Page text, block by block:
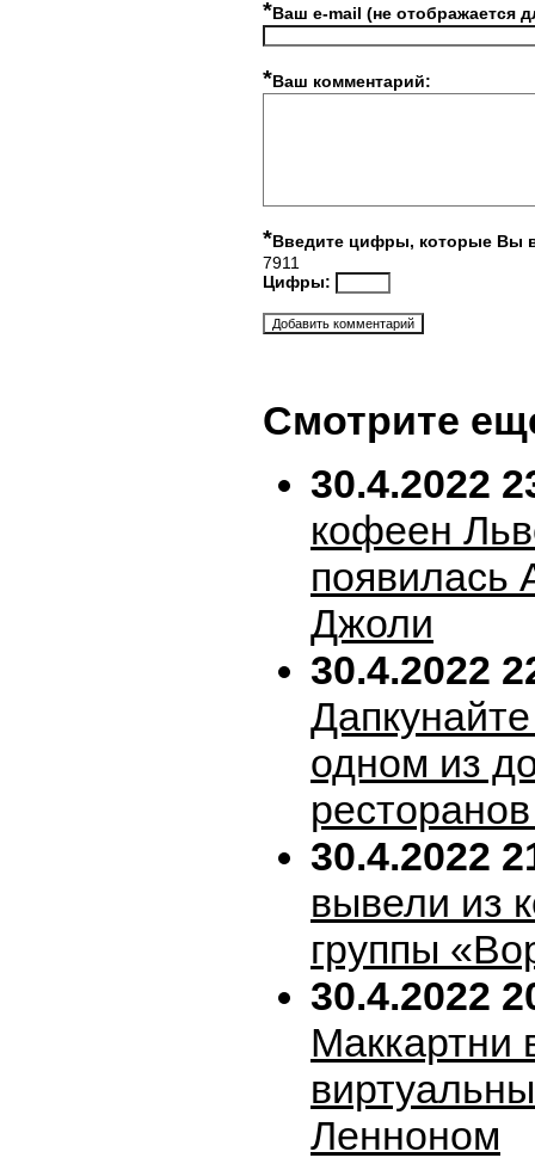
*Ваш e-mail (не отображается
*Ваш комментарий:
*Введите цифры, которые Вы
7911
Цифры:
Смотрите
30.4.2022
кофеен
появилась
Джоли
30.4.2022
одном из
30.4.2022
вывели из
группы
30.4.2022
Маккартни
Ленноном